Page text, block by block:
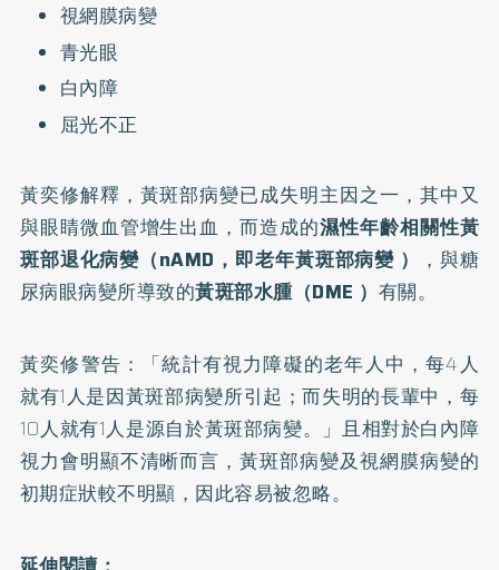
視網膜病變
青光眼
白內障
屈光不正
黃奕修解釋，黃斑部病變已成失明主因之一，其中又
與眼睛微血管增生出血，而造成的濕性年齡相關性黃
斑部退化病變（nAMD，即老年黃斑部病變 ）
，與糖
尿病眼病變所導致的黃斑部水腫（DME ） 有關。
黃奕修警告：「統計有視力障礙的老年人中，每4人
就有1人是因黃斑部病變所引起；而失明的長輩中，每
10人就有1人是源自於黃斑部病變。」且相對於白內障
視力會明顯不清晰而言，黃斑部病變及視網膜病變的
初期症狀較不明顯，因此容易被忽略。